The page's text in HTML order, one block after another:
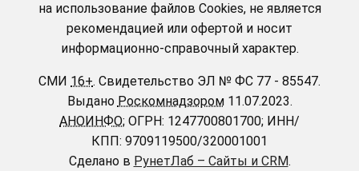
на использование файлов Cookies, не является
рекомендацией или офертой и носит
информационно-справочный характер.
СМИ 16+. Свидетельство ЭЛ № ФС 77 - 85547.
Выдано Роскомнадзором11.07.2023.
АНОИНФО; ОГРН: 1247700801700; ИНН/
КПП: 9709119500/320001001
Сделано в РунетЛаб – Сайты и CRM.